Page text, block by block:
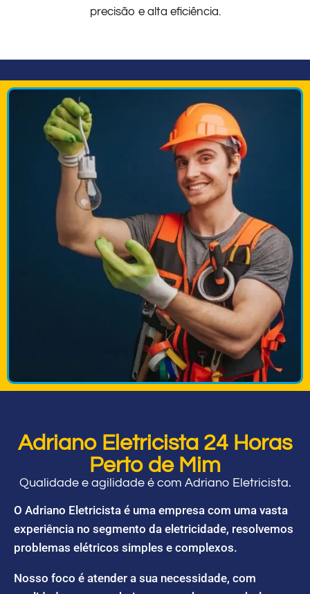
precisão e alta eficiência.
Adriano Eletricista 24 Horas
Perto de Mim
Qualidade e agilidade é com Adriano Eletricista.
O Adriano Eletricista é uma empresa com uma vasta
experiência no segmento da eletricidade, resolvemos
problemas elétricos simples e complexos.
Nosso foco é atender a sua necessidade, com